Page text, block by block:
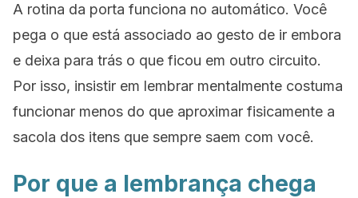
A rotina da porta funciona no automático. Você
pega o que está associado ao gesto de ir embora
e deixa para trás o que ficou em outro circuito.
Por isso, insistir em lembrar mentalmente costuma
funcionar menos do que aproximar fisicamente a
sacola dos itens que sempre saem com você.
Por que a lembrança chega